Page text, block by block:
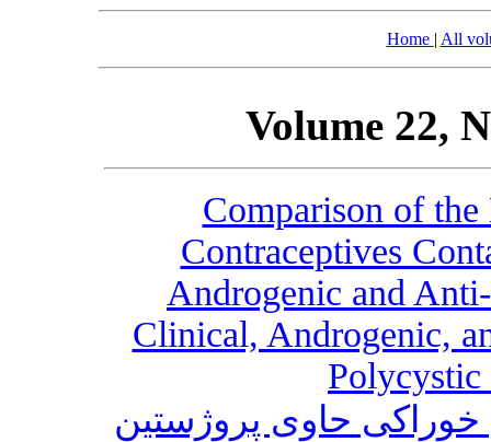
Home | All
Volume 22,
Comparison of
Contraceptives
Androgenic and
Clinical, Androgenic,
خوراکی حاوی پروژستین